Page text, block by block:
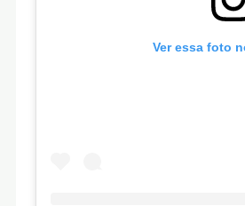
Ver essa foto